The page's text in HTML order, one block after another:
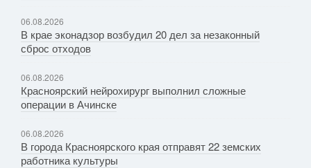
06.08.2026
В крае эконадзор возбудил 20 дел за незаконный
сброс отходов
06.08.2026
Красноярский нейрохирург выполнил сложные
операции в Ачинске
06.08.2026
В города Красноярского края отправят 22 земских
работника культуры